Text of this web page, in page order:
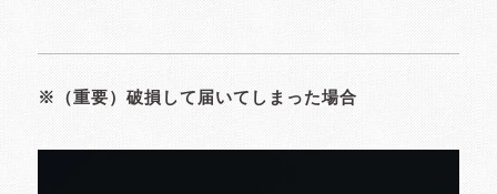
※（重要）破損して届いてしまった場合